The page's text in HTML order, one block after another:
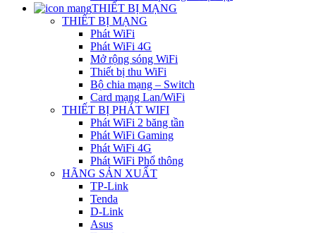
THIẾT BỊ MẠNG
THIẾT BỊ MẠNG
Phát WiFi
Phát WiFi 4G
Mở rộng sóng WiFi
Thiết bị thu WiFi
Bộ chia mạng – Switch
Card mạng Lan/WiFi
THIẾT BỊ PHÁT WIFI
Phát WiFi 2 băng tần
Phát WiFi Gaming
Phát WiFi 4G
Phát WiFi Phổ thông
HÃNG SẢN XUẤT
TP-Link
Tenda
D-Link
Asus